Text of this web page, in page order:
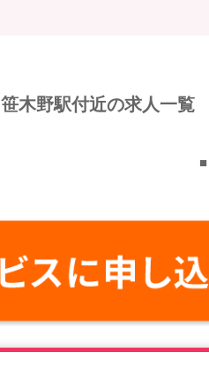
笹木野駅付近の求人一覧